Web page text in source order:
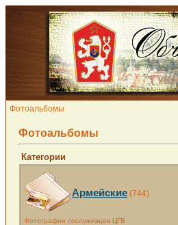
Фотоальбомы
Фотоальбомы
Категории
Армейские (744)
Фотографии сослуживцев ЦГВ